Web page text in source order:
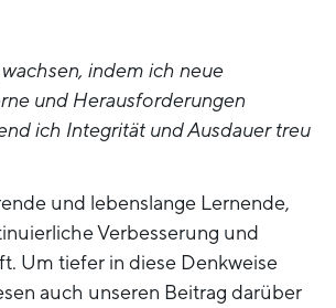
indem ich neue
und Herausforderungen
ich Integrität und Ausdauer treu
und lebenslange Lernende,
Verbesserung und
Um tiefer in diese Denkweise
auch unseren Beitrag darüber